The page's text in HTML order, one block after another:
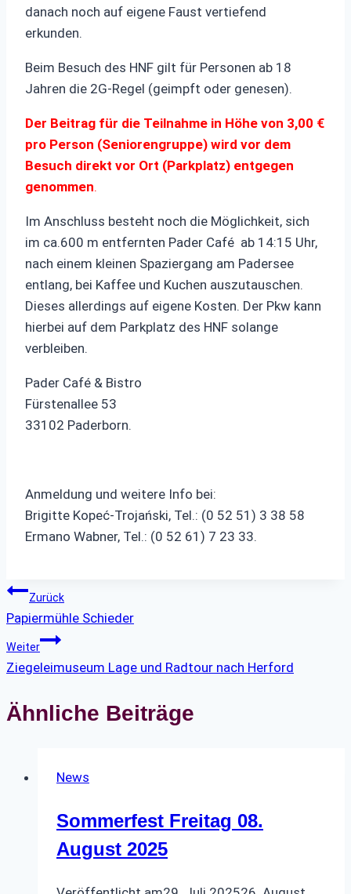
danach noch auf eigene Faust vertiefend
erkunden.
Beim Besuch des HNF gilt für Personen ab 18
Jahren die 2G-Regel (geimpft oder genesen).
Der Beitrag für die Teilnahme in Höhe von 3,00 €
pro Person (Seniorengruppe) wird vor dem
Besuch direkt vor Ort (Parkplatz) entgegen
genommen.
Im Anschluss besteht noch die Möglichkeit, sich
im ca.600 m entfernten Pader Café ab 14:15 Uhr,
nach einem kleinen Spaziergang am Padersee
entlang, bei Kaffee und Kuchen auszutauschen.
Dieses allerdings auf eigene Kosten. Der Pkw kann
hierbei auf dem Parkplatz des HNF solange
verbleiben.
Pader Café & Bistro
Fürstenallee 53
33102 Paderborn.
Anmeldung und weitere Info bei:
Brigitte Kopeć-Trojański, Tel.: (0 52 51) 3 38 58
Ermano Wabner, Tel.: (0 52 61) 7 23 33.
Beitragsnavigation
Zurück
Papiermühle Schieder
Weiter
Ziegeleimuseum Lage und Radtour nach Herford
Ähnliche Beiträge
News
Sommerfest Freitag 08.
August 2025